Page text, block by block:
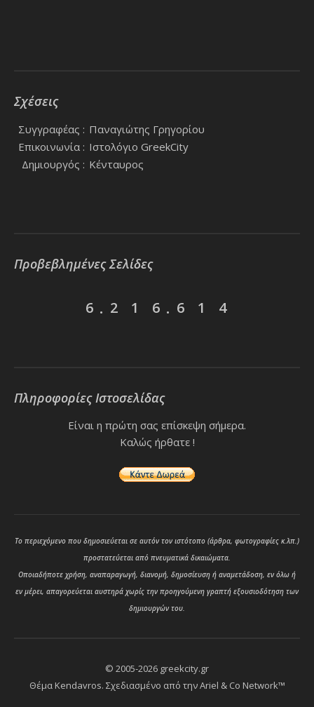
Σχέσεις
Συγγραφέας : Παναγιώτης Γρηγορίου
Επικοινωνία : Ιστολόγιο GreekCity
Δημιουργός : Κένταυρος
Προβεβλημένες Σελίδες
6 . 2 1 6 . 6 1 4
Πληροφορίες Ιστοσελίδας
Είναι η πρώτη σας επίσκεψη σήμερα.
Καλώς ήρθατε !
Το περιεχόμενο που δημοσιεύεται σε αυτόν τον ιστότοπο (άρθρα, φωτογραφίες κ.λπ.)
προστατεύεται από πνευματικά δικαιώματα.
Οποιαδήποτε χρήση, αναπαραγωγή, διανομή, δημοσίευση ή αναμετάδοση, εν όλω ή
εν μέρει, απαγορεύεται αυστηρά χωρίς την προηγούμενη γραπτή εξουσιοδότηση των
δημιουργών του.
© 2005-2026 greekcity.gr
Θέμα Kendavros. Σχεδιασμένο από τηνAriel & Co Network™